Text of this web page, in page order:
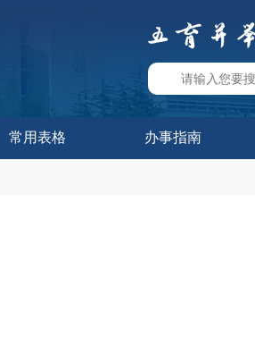
常用表格 办事指南